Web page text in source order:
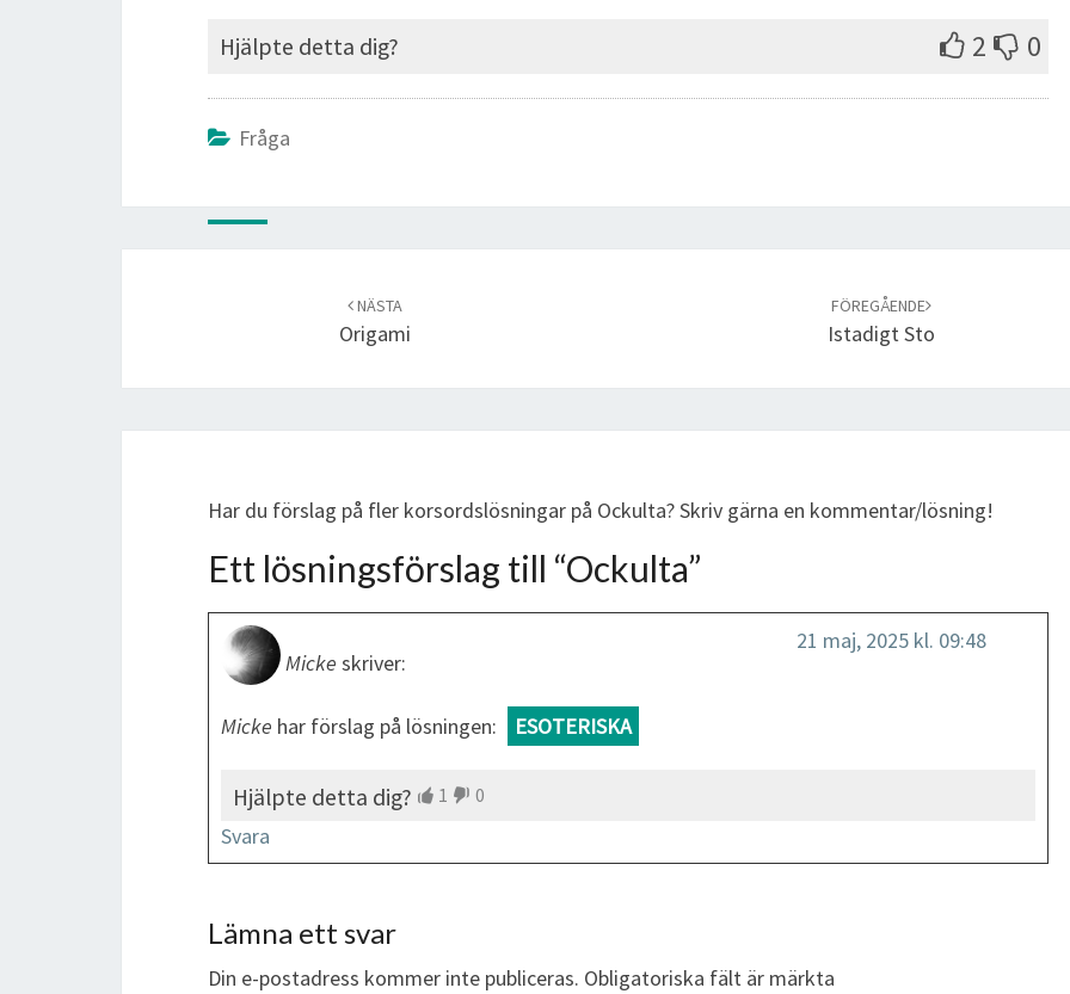
Hjälpte detta dig? 2 0
Fråga
NÄSTA
Origami
FÖREGÅENDE
Istadigt Sto
Har du förslag på fler korsordslösningar på Ockulta? Skriv gärna en kommentar/lösning!
Ett lösningsförslag till “Ockulta”
Micke skriver:
21 maj, 2025 kl. 09:48
Micke har förslag på lösningen: ESOTERISKA
Hjälpte detta dig? 1 0
Svara
Lämna ett svar
Din e-postadress kommer inte publiceras. Obligatoriska fält är märkta